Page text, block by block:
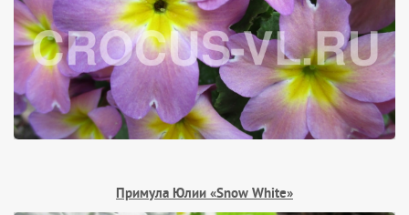
Примула Юлии «Snow White»